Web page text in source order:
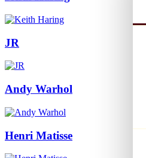
JR
Andy Warhol
Henri Matisse